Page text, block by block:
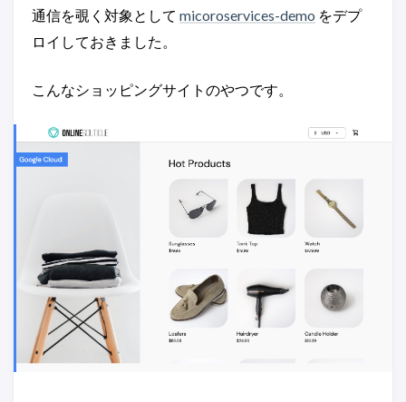
通信を覗く対象として micoroservices-demo をデプ
ロイしておきました。
こんなショッピングサイトのやつです。